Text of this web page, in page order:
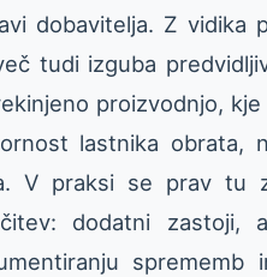
dobavitelja. Z vidika
tudi izguba
proizvodnjo,
lastnika obrata,
V praksi se prav tu
dodatni zastoji,
sprememb